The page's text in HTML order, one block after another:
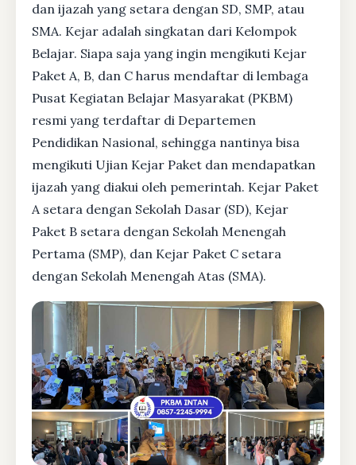
dan ijazah yang setara dengan SD, SMP, atau
SMA. Kejar adalah singkatan dari Kelompok
Belajar. Siapa saja yang ingin mengikuti Kejar
Paket A, B, dan C harus mendaftar di lembaga
Pusat Kegiatan Belajar Masyarakat (PKBM)
resmi yang terdaftar di Departemen
Pendidikan Nasional, sehingga nantinya bisa
mengikuti Ujian Kejar Paket dan mendapatkan
ijazah yang diakui oleh pemerintah. Kejar Paket
A setara dengan Sekolah Dasar (SD), Kejar
Paket B setara dengan Sekolah Menengah
Pertama (SMP), dan Kejar Paket C setara
dengan Sekolah Menengah Atas (SMA).